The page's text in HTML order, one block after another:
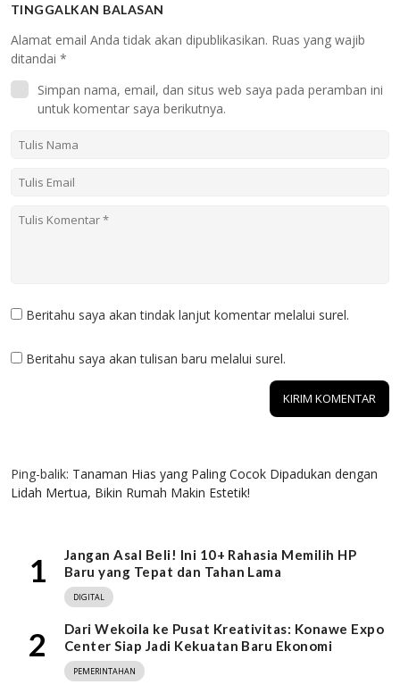
TINGGALKAN BALASAN
Alamat email Anda tidak akan dipublikasikan. Ruas yang wajib
ditandai *
Simpan nama, email, dan situs web saya pada peramban ini
untuk komentar saya berikutnya.
Beritahu saya akan tindak lanjut komentar melalui surel.
Beritahu saya akan tulisan baru melalui surel.
Ping-balik: Tanaman Hias yang Paling Cocok Dipadukan dengan
Lidah Mertua, Bikin Rumah Makin Estetik!
1
Jangan Asal Beli! Ini 10+ Rahasia Memilih HP
Baru yang Tepat dan Tahan Lama
DIGITAL
2
Dari Wekoila ke Pusat Kreativitas: Konawe Expo
Center Siap Jadi Kekuatan Baru Ekonomi
PEMERINTAHAN